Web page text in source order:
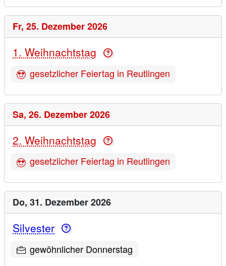
Fr, 25. Dezember 2026
1. Weihnachtstag
gesetzlicher Feiertag in Reutlingen
Sa, 26. Dezember 2026
2. Weihnachtstag
gesetzlicher Feiertag in Reutlingen
Do, 31. Dezember 2026
Silvester
gewöhnlicher Donnerstag